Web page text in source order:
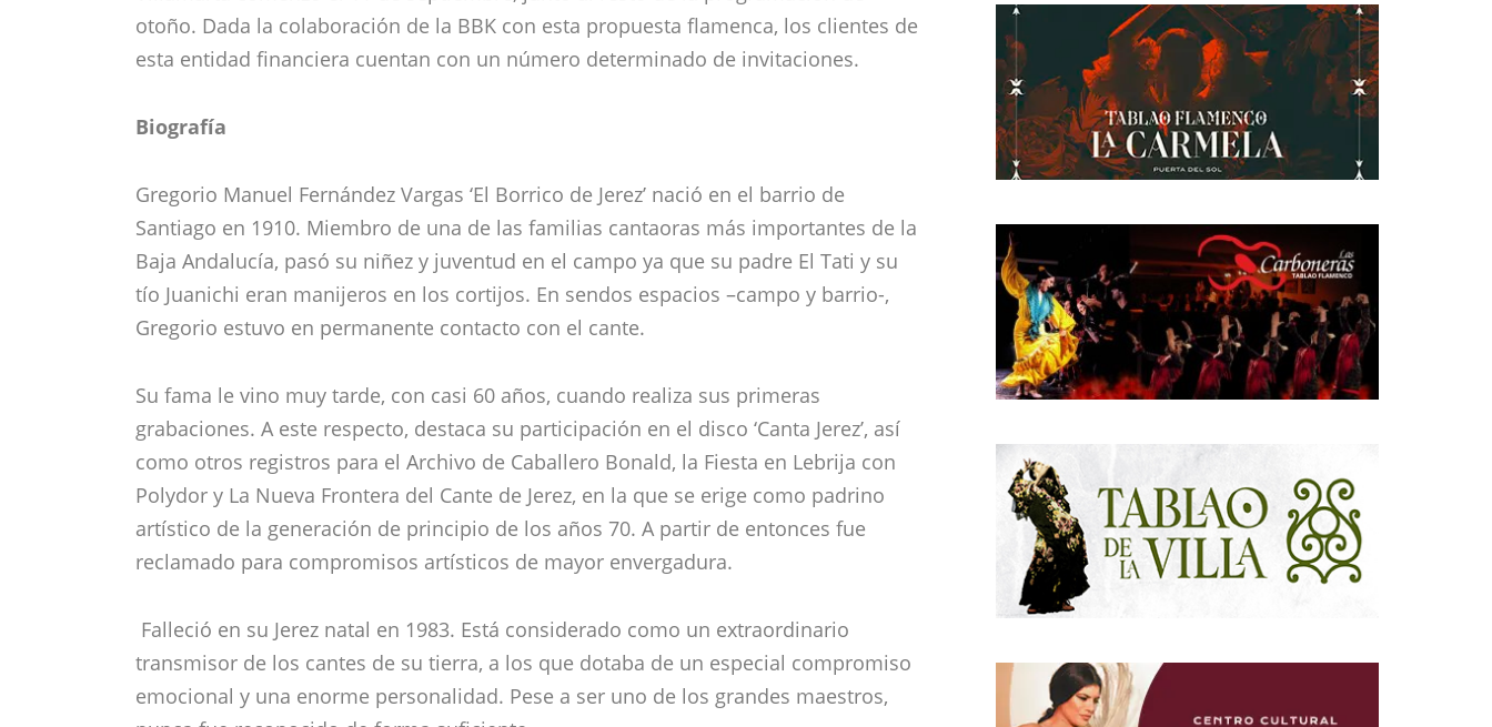
otoño. Dada la colaboración de la BBK con esta propuesta flamenca, los clientes de
esta entidad financiera cuentan con un número determinado de invitaciones.
Biografía
Gregorio Manuel Fernández Vargas ‘El Borrico de Jerez’ nació en el barrio de
Santiago en 1910. Miembro de una de las familias cantaoras más importantes de la
Baja Andalucía, pasó su niñez y juventud en el campo ya que su padre El Tati y su
tío Juanichi eran manijeros en los cortijos. En sendos espacios –campo y barrio-,
Gregorio estuvo en permanente contacto con el cante.
Su fama le vino muy tarde, con casi 60 años, cuando realiza sus primeras
grabaciones. A este respecto, destaca su participación en el disco ‘Canta Jerez’, así
como otros registros para el Archivo de Caballero Bonald, la Fiesta en Lebrija con
Polydor y La Nueva Frontera del Cante de Jerez, en la que se erige como padrino
artístico de la generación de principio de los años 70. A partir de entonces fue
reclamado para compromisos artísticos de mayor envergadura.
Falleció en su Jerez natal en 1983. Está considerado como un extraordinario
transmisor de los cantes de su tierra, a los que dotaba de un especial compromiso
emocional y una enorme personalidad. Pese a ser uno de los grandes maestros,